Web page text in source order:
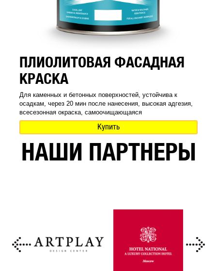
ПЛИОЛИТОВАЯ ФАСАДНАЯ
КРАСКА
Для каменных и бетонных поверхностей, устойчива к
осадкам, через 20 мин после нанесения, высокая адгезия,
всесезонная окраска, самоочищающаяся
Купить
НАШИ ПАРТНЕРЫ